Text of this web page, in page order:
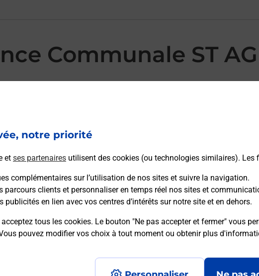
notre priorité
et ses partenaires utilisent des cookies (ou technologies similaires).
complémentaires sur l’utilisation de nos sites et suivre la navigation.
parcours clients et personnaliser en temps réel nos sites et
publicités en lien avec vos centres d’intérêts sur notre site et en dehors.
tous les cookies. Le bouton "Ne pas accepter et fermer" vous
pouvez modifier vos choix à tout moment ou obtenir plus
Communale ST
ST AGNANT DE VERSILLAT MAIRIE vous accueille à ST
besoins d'affranchissement Courrier-Colis. Avec laposte.fr, vous
des timbres personnalisés, des étiquettes colis avec Colissimo,
simples ou encore faire suivre votre courrier à votre nouvelle adresse.
en ligne de La Poste